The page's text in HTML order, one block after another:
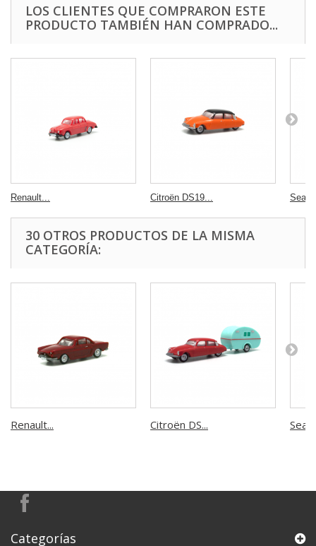
LOS CLIENTES QUE COMPRARON ESTE
PRODUCTO TAMBIÉN HAN COMPRADO...
Renault... Citroën DS19... Seat
30 OTROS PRODUCTOS DE LA MISMA
CATEGORÍA:
Renault... Citroën DS... Seat
Categorías